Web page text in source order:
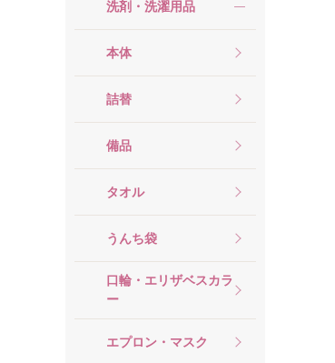
洗剤・洗濯用品
本体
詰替
備品
タオル
うんち袋
口輪・エリザベスカラ
ー
エプロン・マスク